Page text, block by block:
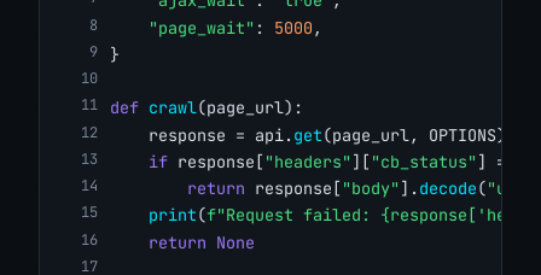
"page_wait" : 5000 ,
}
def crawl(page_url):
    response = api.
get(page_url, OPTIONS)
if response[ "headers" ][ "cb_status" ] ==
return response[ "body" ]. decode("utf-
print(f"Request failed:
return None